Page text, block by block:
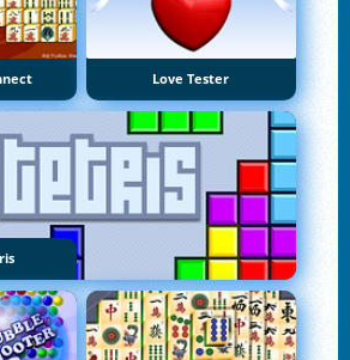
Love Tester